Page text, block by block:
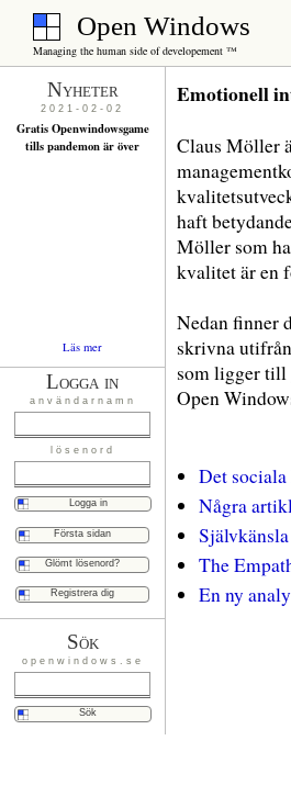
Open Windows
Managing the human side of developement ™
Nyheter
2021-02-02
Gratis Openwindowsgame
tills pandemon är över
Läs mer
Logga in
användarnamn
lösenord
Första sidan
Glömt lösenord?
Registrera dig
Sök
openwindows.se
Emotionell
Claus Möller
haft
Möller som
kvalitet är en
Nedan finner
skrivna
som ligger till
Open
Det
Några
Självkänsla
The
En ny